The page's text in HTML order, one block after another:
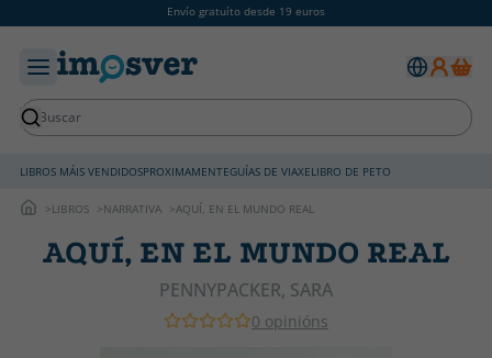
Envío gratuíto desde 19 euros
LIBROS MÁIS VENDIDOSPROXIMAMENTEGUÍAS DE VIAXELIBRO DE PETO
LIBROS NARRATIVA AQUÍ, EN EL MUNDO REAL
AQUÍ, EN EL MUNDO REAL
PENNYPACKER, SARA
0 opinións